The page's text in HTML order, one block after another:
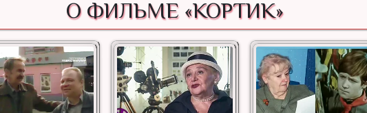
О ФИЛЬМЕ «КОРТИК»